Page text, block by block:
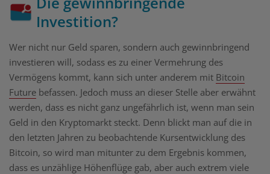
Investition?
Wer nicht nur Geld sparen, sondern auch gewinnbringend
investieren will, sodass es zu einer Vermehrung des
Vermögens kommt, kann sich unter anderem mit Bitcoin
Future befassen. Jedoch muss an dieser Stelle aber erwähnt
werden, dass es nicht ganz ungefährlich ist, wenn man sein
Geld in den Kryptomarkt steckt. Denn blickt man auf die in
den letzten Jahren zu beobachtende Kursentwicklung des
Bitcoin, so wird man mitunter zu dem Ergebnis kommen,
dass es unzählige Höhenflüge gab, aber auch extrem viele